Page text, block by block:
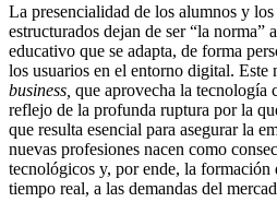
La presencialidad de los alumnos y
estructurados dejan de ser “la norma”
educativo que se adapta, de forma
los usuarios en el entorno digital. Este
business, que aprovecha la tecnología
reflejo de la profunda ruptura por la
que resulta esencial para asegurar la
nuevas profesiones nacen como
tecnológicos y, por ende, la formación
tiempo real, a las demandas del